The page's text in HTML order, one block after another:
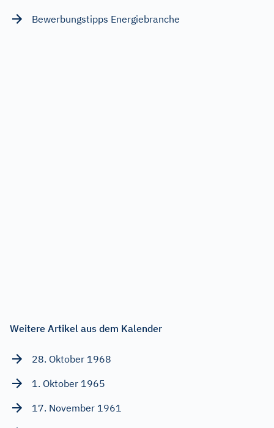
Bewerbungstipps Energiebranche
Weitere Artikel aus dem Kalender
28. Oktober 1968
1. Oktober 1965
17. November 1961